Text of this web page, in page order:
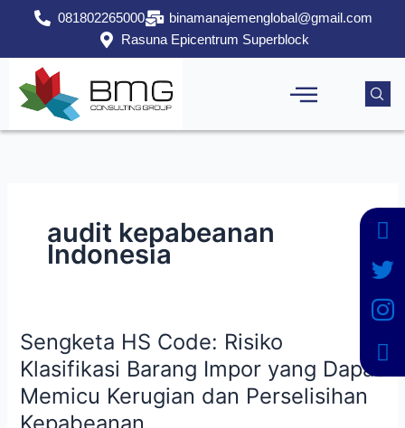
Lewati
081802265000
binamanajemenglobal@gmail.com
Rasuna Epicentrum Superblock
audit kepabeanan
Indonesia
Sengketa HS Code: Risiko
Klasifikasi Barang Impor yang Dapat
Memicu Kerugian dan Perselisihan
Sengketa
HS
Code:
Risiko